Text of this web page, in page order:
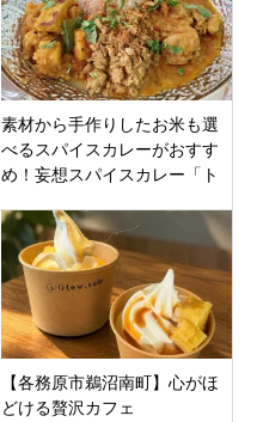
素材から手作りしたお米も選
べるスパイスカレーがおすす
め！妄想スパイスカレー「ト
にオープン
【各務原市鵜沼南町】心がほ
どける贅沢カフェ